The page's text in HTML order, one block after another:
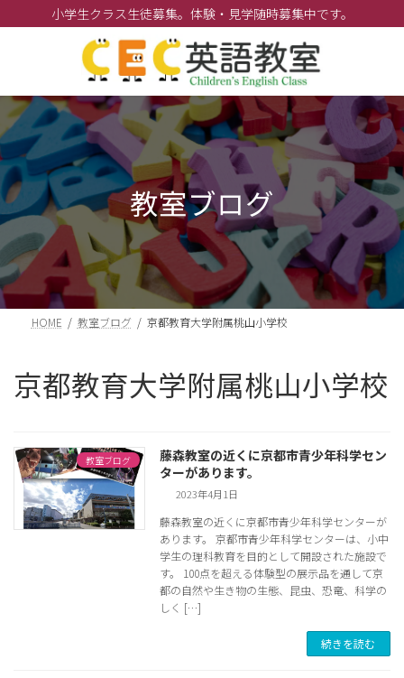
ン
ツ
へ
ス
キ
ッ
プ
ビ
シ
ョ
ン
に
移
動
小学生クラス生徒募集。体験・見学随時募集中です。
教室ブログ
HOME 教室ブログ 京都教育大学附属桃山小学校
京都教育大学附属桃山小学校
教室ブログ
藤森教室の近くに京都市青少年科学セン
ターがあります。
2023年4月1日
藤森教室の近くに京都市青少年科学センターが
あります。 京都市青少年科学センターは、小中
学生の理科教育を目的として開設された施設で
す。 100点を超える体験型の展示品を通して京
都の自然や生き物の生態、昆虫、恐竜、科学の
しく […]
続きを読む